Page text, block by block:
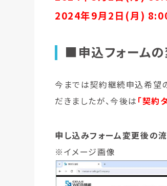
2024年9月2日(月)
■申込フォーム
今までは契約継続申込希望
だきましたが、今後は 「契約
申し込みフォーム変更後の
※イメージ画像